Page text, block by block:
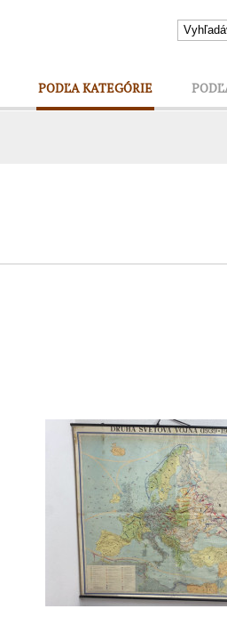
PODĽA KATEGÓRIE